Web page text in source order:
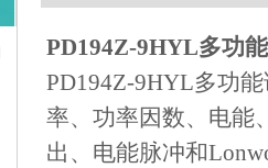
PD194Z-9HYL多功
PD194Z-9HYL多功
率、功率因数、电能
出、电能脉冲和